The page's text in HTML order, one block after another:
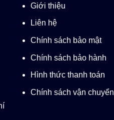
Giới thiệu
Liên hệ
Chính sách bảo mật
Chính sách bảo hành
Hình thức thanh toán
Chính sách vận chuyển